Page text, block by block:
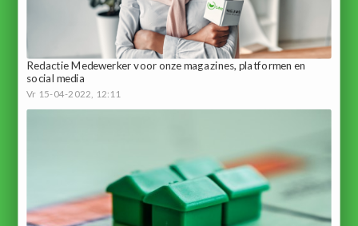
Redactie Medewerker voor onze magazines, platformen en
social media
Vr 15-04-2022, 12:11